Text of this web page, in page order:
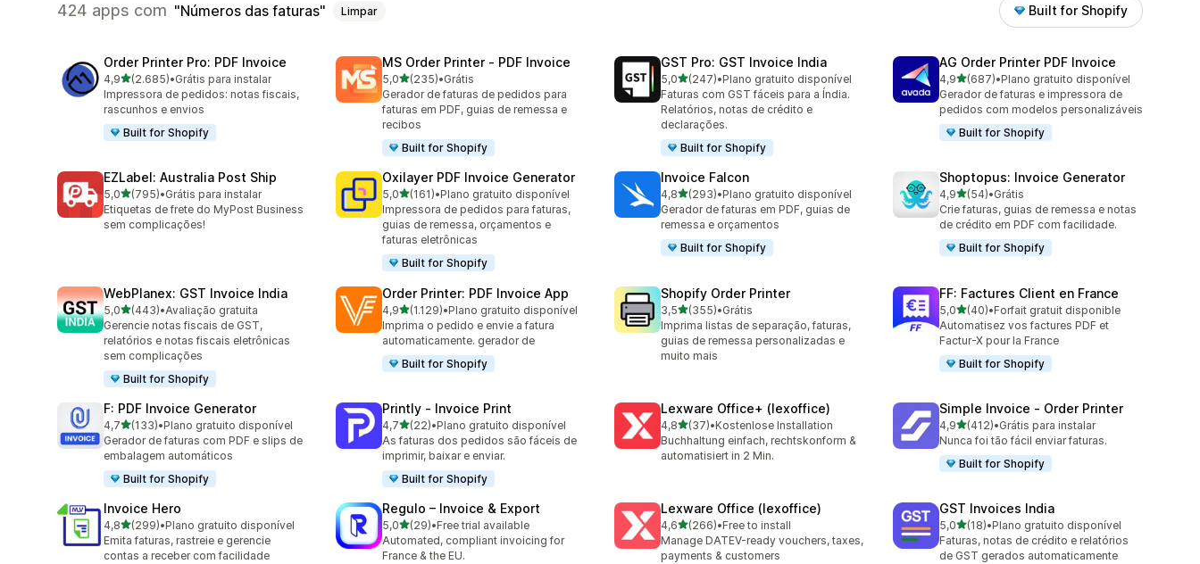
424 apps com Números das faturas Limpar Built for Shopify
Order Printer Pro: PDF Invoice
4,9de 5 estrelas
(2.685)
2685 avaliações ao todo
•Grátis para instalar
Impressora de pedidos: notas fiscais,
rascunhos e envios
Built for Shopify
MS Order Printer ‑ PDF Invoice
5,0de 5 estrelas
(235)
235 avaliações ao todo
•Grátis
Gerador de faturas de pedidos para
faturas em PDF, guias de remessa e
recibos
Built for Shopify
GST Pro: GST Invoice India
5,0de 5 estrelas
(247)
247 avaliações ao todo
•Plano gratuito disponível
Faturas com GST fáceis para a Índia.
Relatórios, notas de crédito e
declarações.
Built for Shopify
AG Order Printer PDF Invoice
4,9de 5 estrelas
(687)
687 avaliações ao todo
•Plano gratuito disponível
Gerador de faturas e impressora de
pedidos com modelos personalizáveis
Built for Shopify
EZLabel: Australia Post Ship
5,0de 5 estrelas
(795)
795 avaliações ao todo
•Grátis para instalar
Etiquetas de frete do MyPost Business
sem complicações!
Oxilayer PDF Invoice Generator
5,0de 5 estrelas
(161)
161 avaliações ao todo
•Plano gratuito disponível
Impressora de pedidos para faturas,
guias de remessa, orçamentos e
faturas eletrônicas
Built for Shopify
Invoice Falcon
4,8de 5 estrelas
(293)
293 avaliações ao todo
•Plano gratuito disponível
Gerador de faturas em PDF, guias de
remessa e orçamentos
Built for Shopify
Shoptopus: Invoice Generator
4,9de 5 estrelas
(54)
54 avaliações ao todo
•Grátis
Crie faturas, guias de remessa e notas
de crédito em PDF com facilidade.
Built for Shopify
WebPlanex: GST Invoice India
5,0de 5 estrelas
(443)
443 avaliações ao todo
•Avaliação gratuita
Gerencie notas fiscais de GST,
relatórios e notas fiscais eletrônicas
sem complicações
Built for Shopify
Order Printer: PDF Invoice App
4,9de 5 estrelas
(1.129)
1129 avaliações ao todo
•Plano gratuito disponível
Imprima o pedido e envie a fatura
automaticamente. gerador de
Built for Shopify
Shopify Order Printer
3,5de 5 estrelas
(355)
355 avaliações ao todo
•Grátis
Imprima listas de separação, faturas,
guias de remessa personalizadas e
muito mais
FF: Factures Client en France
5,0de 5 estrelas
(40)
40 avaliações ao todo
•Forfait gratuit disponible
Automatisez vos factures PDF et
Factur-X pour la France
Built for Shopify
F: PDF Invoice Generator
4,7de 5 estrelas
(133)
133 avaliações ao todo
•Plano gratuito disponível
Gerador de faturas com PDF e slips de
embalagem automáticos
Built for Shopify
Printly ‑ Invoice Print
4,7de 5 estrelas
(22)
22 avaliações ao todo
•Plano gratuito disponível
As faturas dos pedidos são fáceis de
imprimir, baixar e enviar.
Built for Shopify
Lexware Office+ (lexoffice)
4,8de 5 estrelas
(37)
37 avaliações ao todo
•Kostenlose Installation
Buchhaltung einfach, rechtskonform &
automatisiert in 2 Min.
Simple Invoice ‑ Order Printer
4,9de 5 estrelas
(412)
412 avaliações ao todo
•Grátis para instalar
Nunca foi tão fácil enviar faturas.
Built for Shopify
Invoice Hero
4,8de 5 estrelas
(299)
299 avaliações ao todo
•Plano gratuito disponível
Emita faturas, rastreie e gerencie
contas a receber com facilidade
Regulo – Invoice & Export
5,0de 5 estrelas
(29)
29 avaliações ao todo
•Free trial available
Automated, compliant invoicing for
France & the EU.
Lexware Office (lexoffice)
4,6de 5 estrelas
(266)
266 avaliações ao todo
•Free to install
Manage DATEV-ready vouchers, taxes,
payments & customers
GST Invoices India
5,0de 5 estrelas
(18)
18 avaliações ao todo
•Plano gratuito disponível
Faturas, notas de crédito e relatórios
de GST gerados automaticamente